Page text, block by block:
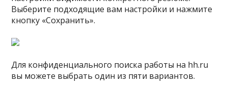
Выберите подходящие вам настройки и нажмите
кнопку «Сохранить».
Для конфиденциального поиска работы на hh.ru
вы можете выбрать один из пяти вариантов.